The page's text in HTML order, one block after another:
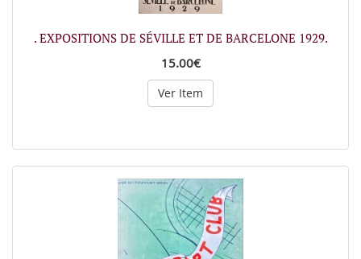
. EXPOSITIONS DE SÉVILLE ET DE BARCELONE 1929.
15.00€
Ver Item